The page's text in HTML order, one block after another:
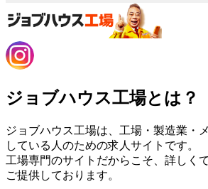
ジョブハウス工場とは？
ジョブハウス工場は、工場・製造業・
している人のための求人サイトです。
工場専門のサイトだからこそ、詳しく
ご提供しております。